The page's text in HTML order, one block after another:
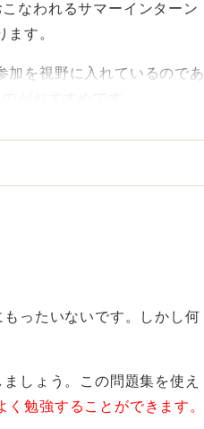
なわれるサマーインターン
す。
加を視野に入れているのであ
がおすすめです。
ーンの選定などを並行して進
基本的な対策を終えておくこ
なく、終了後すぐに始まる
ます。
ったいないです。しかし何
ましょう。この問題集を使え
勉強することができます。